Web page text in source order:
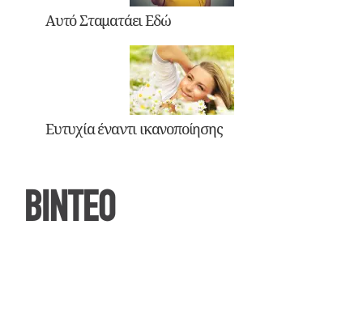
Αυτό Σταματάει Εδώ
Ευτυχία έναντι ικανοποίησης
ΒΙΝΤΕΟ